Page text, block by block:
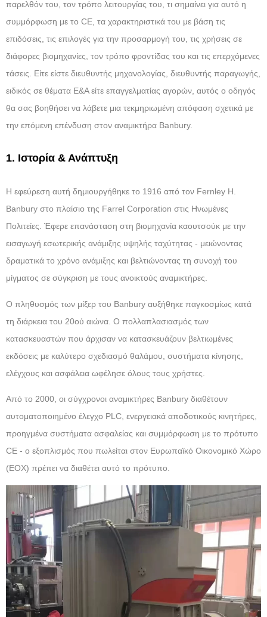
παρελθόν του, τον τρόπο λειτουργίας του, τι σημαίνει για αυτό η
συμμόρφωση με το CE, τα χαρακτηριστικά του με βάση τις
επιδόσεις, τις επιλογές για την προσαρμογή του, τις χρήσεις σε
διάφορες βιομηχανίες, τον τρόπο φροντίδας του και τις επερχόμενες
τάσεις. Είτε είστε διευθυντής μηχανολογίας, διευθυντής παραγωγής,
ειδικός σε θέματα Ε&Α είτε επαγγελματίας αγορών, αυτός ο οδηγός
θα σας βοηθήσει να λάβετε μια τεκμηριωμένη απόφαση σχετικά με
την επόμενη επένδυση στον αναμικτήρα Banbury.
1. Ιστορία & Ανάπτυξη
Η εφεύρεση αυτή δημιουργήθηκε το 1916 από τον Fernley H.
Banbury στο πλαίσιο της Farrel Corporation στις Ηνωμένες
Πολιτείες. Έφερε επανάσταση στη βιομηχανία καουτσούκ με την
εισαγωγή εσωτερικής ανάμιξης υψηλής ταχύτητας - μειώνοντας
δραματικά το χρόνο ανάμιξης και βελτιώνοντας τη συνοχή του
μίγματος σε σύγκριση με τους ανοικτούς αναμικτήρες.
Ο πληθυσμός των μίξερ του Banbury αυξήθηκε παγκοσμίως κατά
τη διάρκεια του 20ού αιώνα. Ο πολλαπλασιασμός των
κατασκευαστών που άρχισαν να κατασκευάζουν βελτιωμένες
εκδόσεις με καλύτερο σχεδιασμό θαλάμου, συστήματα κίνησης,
ελέγχους και ασφάλεια ωφέλησε όλους τους χρήστες.
Από το 2000, οι σύγχρονοι αναμικτήρες Banbury διαθέτουν
αυτοματοποιημένο έλεγχο PLC, ενεργειακά αποδοτικούς κινητήρες,
προηγμένα συστήματα ασφαλείας και συμμόρφωση με το πρότυπο
CE - ο εξοπλισμός που πωλείται στον Ευρωπαϊκό Οικονομικό Χώρο
(ΕΟΧ) πρέπει να διαθέτει αυτό το πρότυπο.